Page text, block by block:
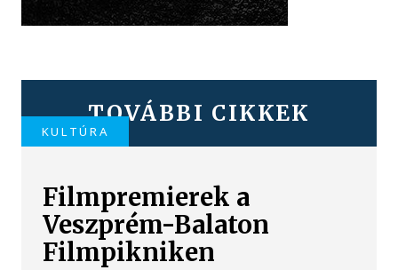
TOVÁBBI CIKKEK
KULTÚRA
Filmpremierek a
Veszprém-Balaton
Filmpikniken